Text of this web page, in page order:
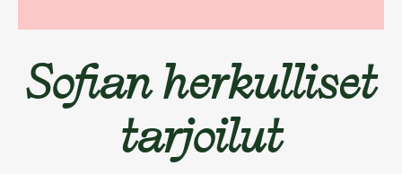
Sofian herkulliset
tarjoilut